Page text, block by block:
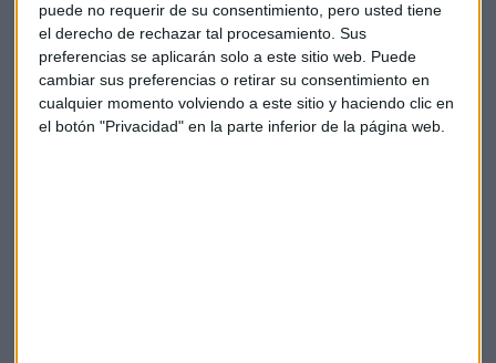
puede no requerir de su consentimiento, pero usted tiene
el derecho de rechazar tal procesamiento. Sus
preferencias se aplicarán solo a este sitio web. Puede
cambiar sus preferencias o retirar su consentimiento en
cualquier momento volviendo a este sitio y haciendo clic en
el botón "Privacidad" en la parte inferior de la página web.
“El 50% de la economía mundial es emergente, así quesi no
tengo emergente en cartera estoy renunciando al
50%”. Con estas palabras,Luis Martín Hoyo, responsable
de BMO Global Asset Management en España, nos
justificaba en Valencia la necesidad de incluir emergentes